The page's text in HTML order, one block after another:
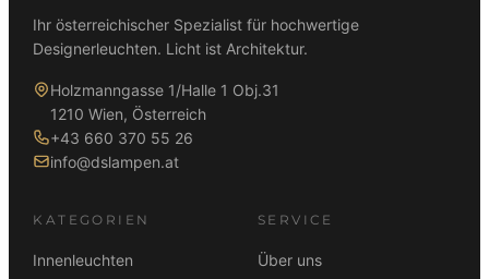
Ihr österreichischer Spezialist für hochwertige
Designerleuchten. Licht ist Architektur.
Holzmanngasse 1/Halle 1 Obj.31
1210 Wien, Österreich
+43 660 370 55 26
info@dslampen.at
KATEGORIEN
Innenleuchten
SERVICE
Über uns